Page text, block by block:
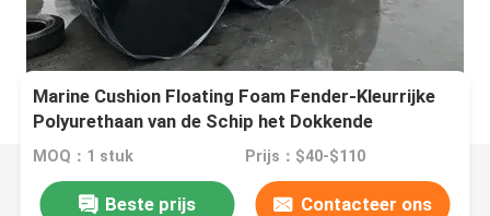
Marine Cushion Floating Foam Fender-Kleurrijke
Polyurethaan van de Schip het Dokkende
Bescherming
MOQ：1 stuk Prijs：$40-$110
Beste prijs Contacteer ons